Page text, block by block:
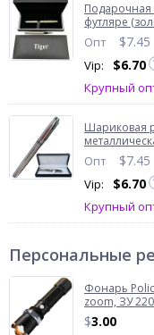
Подарочная
футляре
Опт $7.45
Vip: $6.70
Крупный
Шариковая
Опт $7.45
Vip: $6.70
Крупный
Персональные
Фонарь
zoom, ЗУ
$3.00